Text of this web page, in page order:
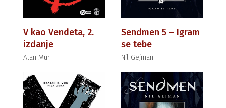
V kao Vendeta, 2.
izdanje
Alan Mur
Sendmen 5 – Igram
se tebe
Nil Gejman